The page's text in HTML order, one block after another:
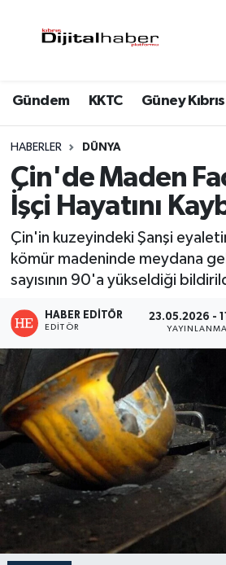
Gündem KKTC Güney Kıbrıs
HABERLER DÜNYA
Çin'de Maden
İşçi Hayatını
Çin'in kuzeyindeki Şanşi
kömür madeninde meydana
sayısının 90'a yükseldiği
HABER EDITÖR
EDITÖR
23.05.2026 -
YAYINLANMA
Trafik Durumu
Süper Lig Puan Durumu ve
Tüm Manşetler